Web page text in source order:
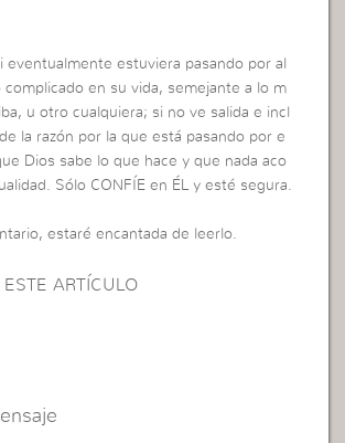
eventualmente estuviera pasando por al
en su vida, semejante a lo m
u otro cualquiera; si no ve salida e incl
la razón por la que está pasando por e
Dios sabe lo que hace y que nada aco
Sólo CONFÍE en ÉL y esté segura.
estaré encantada de leerlo.
ARTÍCULO